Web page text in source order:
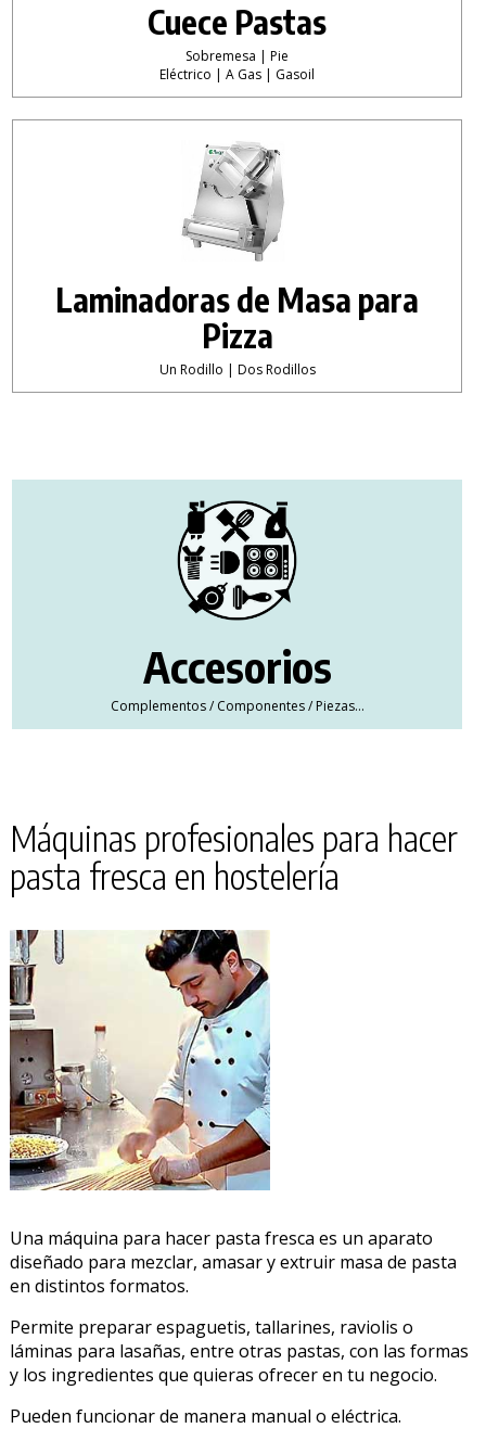
Cuece Pastas
Sobremesa | Pie
Eléctrico | A Gas | Gasoil
Laminadoras de Masa para
Pizza
Un Rodillo | Dos Rodillos
Accesorios
Complementos / Componentes / Piezas…
Máquinas profesionales para hacer
pasta fresca en hostelería
Una máquina para hacer pasta fresca es un aparato
diseñado para mezclar, amasar y extruir masa de pasta
en distintos formatos.
Permite preparar espaguetis, tallarines, raviolis o
láminas para lasañas, entre otras pastas, con las formas
y los ingredientes que quieras ofrecer en tu negocio.
Pueden funcionar de manera manual o eléctrica.